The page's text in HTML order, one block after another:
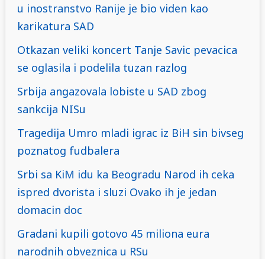
u inostranstvo Ranije je bio viden kao
karikatura SAD
Otkazan veliki koncert Tanje Savic pevacica
se oglasila i podelila tuzan razlog
Srbija angazovala lobiste u SAD zbog
sankcija NISu
Tragedija Umro mladi igrac iz BiH sin bivseg
poznatog fudbalera
Srbi sa KiM idu ka Beogradu Narod ih ceka
ispred dvorista i sluzi Ovako ih je jedan
domacin doc
Gradani kupili gotovo 45 miliona eura
narodnih obveznica u RSu